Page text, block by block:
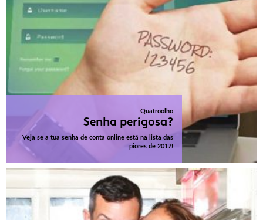
Quatroolho
Senha perigosa?
Veja se a tua senha de conta online está na lista das
piores de 2017!